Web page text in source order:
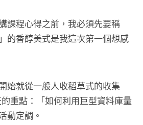
課程心得之前，我必須先要稱
的香醇美式是我這次第一個想感
始就從一般人收稻草式的收集
重點：「如何利用巨型資料庫量
動定調。